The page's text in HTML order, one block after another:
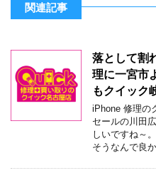
関連記事
落として割
理に一宮市
もクイック
iPhone 修理の
セールの川田
しいですね～
そうなんで良